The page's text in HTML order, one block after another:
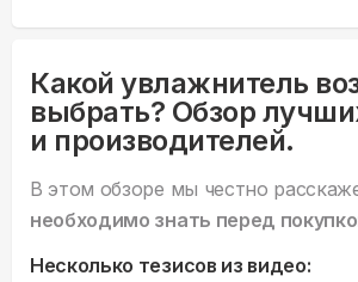
Какой увлажнитель
выбрать? Обзор
и производителей.
В этом обзоре мы честно
необходимо знать перед
Несколько тезисов из видео: